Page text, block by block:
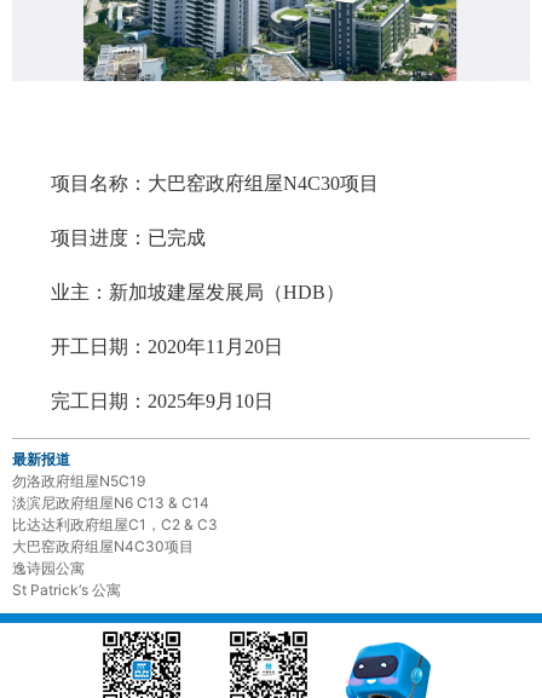
项目名称：大巴窑政府组屋N4C30项目
项目进度：已完成
业主： 新加坡建屋发展局（HDB）
开工日期：2020年11月20日
完工日期：2025年9月10日
最新报道
勿洛政府组屋N5C19
淡滨尼政府组屋N6 C13 & C14
比达达利政府组屋C1，C2 & C3
大巴窑政府组屋N4C30项目
逸诗园公寓
St Patrick‘s 公寓